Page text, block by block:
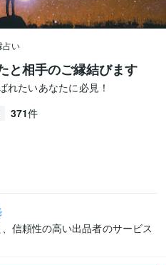
占い
と相手のご縁結びます
れたいあなたに必見！
371件
信頼性の高い出品者のサービス